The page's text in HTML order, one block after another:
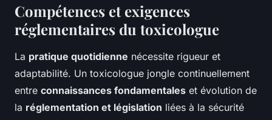
Compétences et exigences
réglementaires du toxicologue
La pratique quotidienne nécessite rigueur et
adaptabilité. Un toxicologue jongle continuellement
entre connaissances fondamentales et évolution de
la réglementation et législation liées à la sécurité